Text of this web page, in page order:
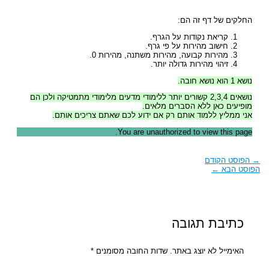
החלקים של דף זה הם:
קריאת נקודות על הגרף.
חישוב מהירות על פי גרף.
מהירות קבועה, מהירות משתנה, מהירות 0.
זיהוי מהירות גדולה יותר.
נושא 1 הוא נושא חובה.
נושאים 2,3,4 קשורים יותר ללימודי מדעים מלימודי מתמטיקה ולכן הם
מופיעים כאן ללא הסברים מלאים.
אני ממליץ ללמוד אותם רק אם ידוע לכם שאתם צריכים אותם.
You are unauthorized to view this page.
→ הפוסט הקודם
הפוסט הבא ←
כתיבת תגובה
האימייל לא יוצג באתר. שדות החובה מסומנים*